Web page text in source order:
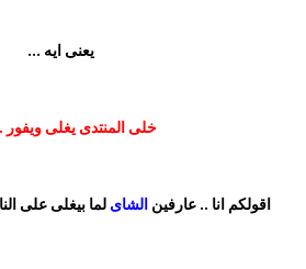
يعنى ايه ...
خلى المنتدى يغلى ويفور
اقولكم انا .. عارفينالشاىلما بيغلى على